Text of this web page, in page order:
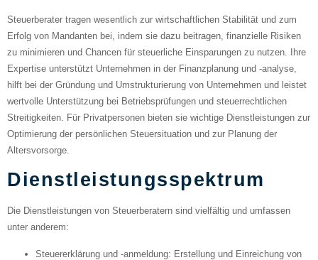
Steuerberater tragen wesentlich zur wirtschaftlichen Stabilität und zum
Erfolg von Mandanten bei, indem sie dazu beitragen, finanzielle Risiken
zu minimieren und Chancen für steuerliche Einsparungen zu nutzen. Ihre
Expertise unterstützt Unternehmen in der Finanzplanung und -analyse,
hilft bei der Gründung und Umstrukturierung von Unternehmen und leistet
wertvolle Unterstützung bei Betriebsprüfungen und steuerrechtlichen
Streitigkeiten. Für Privatpersonen bieten sie wichtige Dienstleistungen zur
Optimierung der persönlichen Steuersituation und zur Planung der
Altersvorsorge.
Dienstleistungsspektrum
Die Dienstleistungen von Steuerberatern sind vielfältig und umfassen
unter anderem:
Steuererklärung und -anmeldung: Erstellung und Einreichung von